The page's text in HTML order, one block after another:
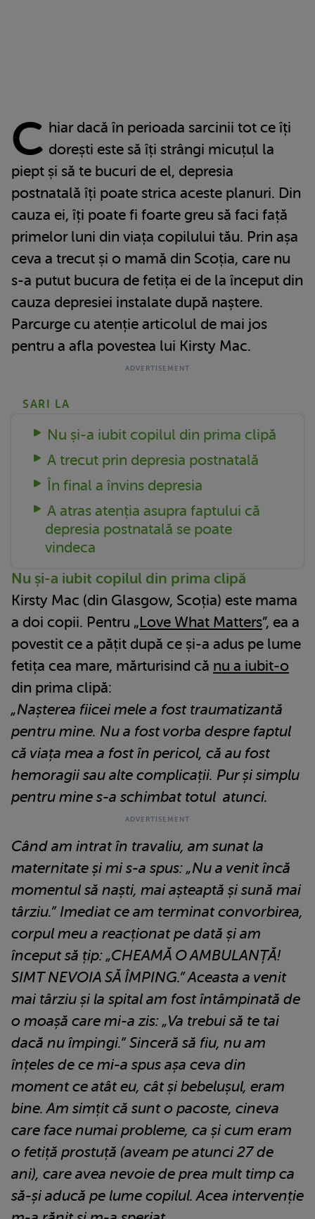
C hiar dacă în perioada sarcinii tot ce îți
dorești este să îți strângi micuțul la
piept și să te bucuri de el, depresia
postnatală îți poate strica aceste planuri. Din
cauza ei, îți poate fi foarte greu să faci față
primelor luni din viața copilului tău. Prin așa
ceva a trecut și o mamă din Scoția, care nu
s-a putut bucura de fetița ei de la început din
cauza depresiei instalate după naștere.
Parcurge cu atenție articolul de mai jos
pentru a afla povestea lui Kirsty Mac.
SARI LA
Nu și-a iubit copilul din prima clipă
A trecut prin depresia postnatală
În final a învins depresia
A atras atenția asupra faptului că
depresia postnatală se poate
vindeca
Nu și-a iubit copilul din prima clipă
Kirsty Mac (din Glasgow, Scoția) este mama
a doi copii. Pentru „Love What Matters”, ea a
povestit ce a pățit după ce și-a adus pe lume
fetița cea mare, mărturisind că nu a iubit-o
din prima clipă:
„Nașterea fiicei mele a fost traumatizantă
pentru mine. Nu a fost vorba despre faptul
că viața mea a fost în pericol, că au fost
hemoragii sau alte complicații. Pur și simplu
pentru mine s-a schimbat totul atunci.
Când am intrat în travaliu, am sunat la
maternitate și mi s-a spus: „Nu a venit încă
momentul să naști, mai așteaptă și sună mai
târziu.” Imediat ce am terminat convorbirea,
corpul meu a reacționat pe dată și am
început să țip: „CHEAMĂ O AMBULANȚĂ!
SIMT NEVOIA SĂ ÎMPING.” Aceasta a venit
mai târziu și la spital am fost întâmpinată de
o moașă care mi-a zis: „Va trebui să te tai
dacă nu împingi.” Sinceră să fiu, nu am
înțeles de ce mi-a spus așa ceva din
moment ce atât eu, cât și bebelușul, eram
bine. Am simțit că sunt o pacoste, cineva
care face numai probleme, ca și cum eram
o fetiță prostuță (aveam pe atunci 27 de
ani), care avea nevoie de prea mult timp ca
să-și aducă pe lume copilul. Acea intervenție